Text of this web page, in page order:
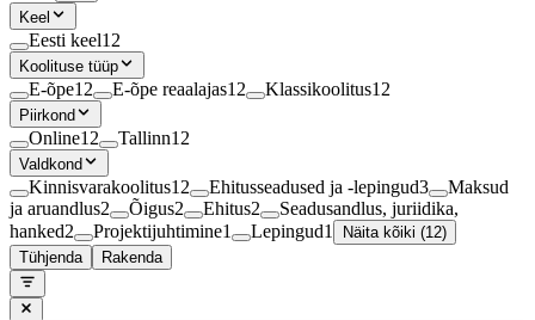
Keel
Eesti keel12
Koolituse tüüp
E-õpe12 E-õpe reaalajas12 Klassikoolitus12
Piirkond
Online12 Tallinn12
Valdkond
Kinnisvarakoolitus12 Ehitusseadused ja -lepingud3
Maksud
ja aruandlus2 Õigus2 Ehitus2
Seadusandlus, juriidika,
hanked2 Projektijuhtimine1 Lepingud1
Näita kõiki (12)
Tühjenda
Rakenda